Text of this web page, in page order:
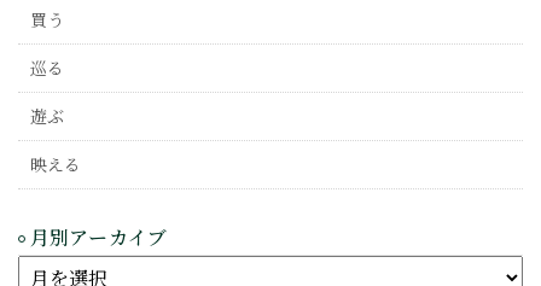
買う
巡る
遊ぶ
映える
月別アーカイブ